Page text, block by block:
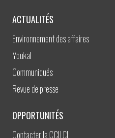
ACTUALITÉS
Environnement des affaires
Youkal
Communiqués
Revue de presse
OPPORTUNITÉS
Contacter la CCILCI